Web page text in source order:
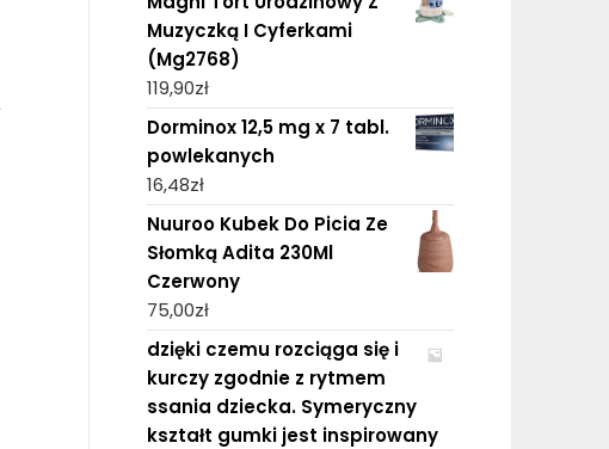
Muzyczką I Cyferkami
(Mg2768)
119,90zł
Dorminox 12,5 mg x 7 tabl.
powlekanych
16,48zł
Nuuroo Kubek Do Picia Ze
Słomką Adita 230Ml
Czerwony
75,00zł
dzięki czemu rozciąga się i
kurczy zgodnie z rytmem
ssania dziecka. Symeryczny
kształt gumki jest inspirowany